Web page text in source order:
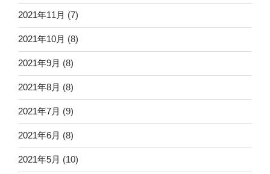
2021年11月 (7)
2021年10月 (8)
2021年9月 (8)
2021年8月 (8)
2021年7月 (9)
2021年6月 (8)
2021年5月 (10)